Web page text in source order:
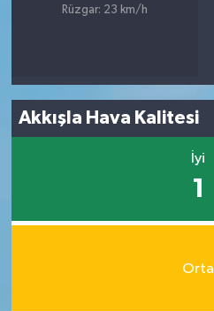
Rüzgar: 23 km/h
Akkışla Hava Kalitesi
İyi
1
Orta